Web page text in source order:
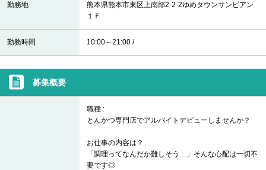
勤務地
熊本県熊本市東区上南部2-2-2ゆめタウンサンピアン
１Ｆ
勤務時間 10:00～21:00 /
募集概要
職種 :
とんかつ専門店でアルバイトデビューしませんか？
お仕事の内容は？
「調理ってなんだか難しそう…」そんな心配は一切不
要です◎